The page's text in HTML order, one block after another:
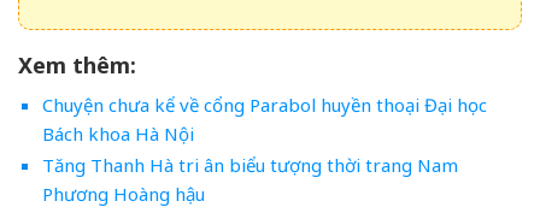
Xem thêm:
Chuyện chưa kể về cổng Parabol huyền thoại Đại học
Bách khoa Hà Nội
Tăng Thanh Hà tri ân biểu tượng thời trang Nam
Phương Hoàng hậu